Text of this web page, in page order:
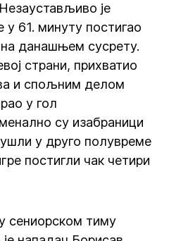
је
у 61. минуту постигао
на данашњем сусрету.
страни, прихватио
и спољним делом
у гол
су изабраници
у друго полувреме
постигли чак четири
сениорском тиму